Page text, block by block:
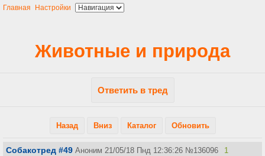
Главная Настройки
Животные и природа
Ответить в тред
Назад Вниз Каталог Обновить
Собакотред #49 Аноним 21/05/18 Пнд 12:36:26 №136096 1